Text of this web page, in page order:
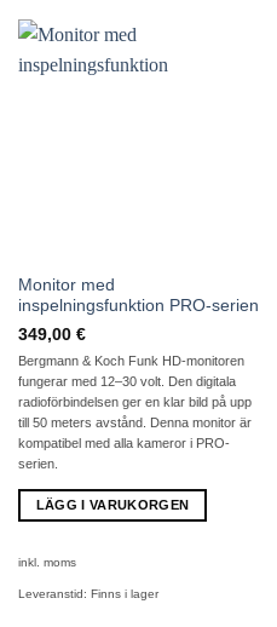
Monitor med
inspelningsfunktion PRO-serien
349,00 €
Bergmann & Koch Funk HD-monitoren
fungerar med 12–30 volt. Den digitala
radioförbindelsen ger en klar bild på upp
till 50 meters avstånd. Denna monitor är
kompatibel med alla kameror i PRO-
serien.
LÄGG I VARUKORGEN
inkl. moms
Leveranstid: Finns i lager